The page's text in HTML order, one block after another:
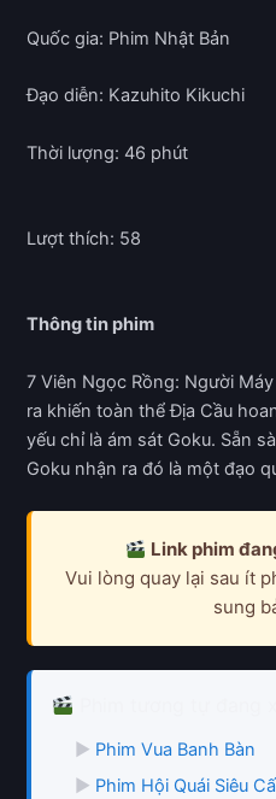
Quốc gia: Phim Nhật Bản
Đạo diễn: Kazuhito Kikuchi
Thời lượng: 46 phút
Lượt thích: 58
Thông tin phim
7 Viên Ngọc Rồng: Người
ra khiến toàn thể Địa Cầu
yếu chỉ là ám sát Goku. Sẵn
Goku nhận ra đó là một đạo
Link phim
Vui lòng quay lại sau ít
sung
▶ Phim Vua Banh Bàn
▶ Phim Hội Quái Siêu